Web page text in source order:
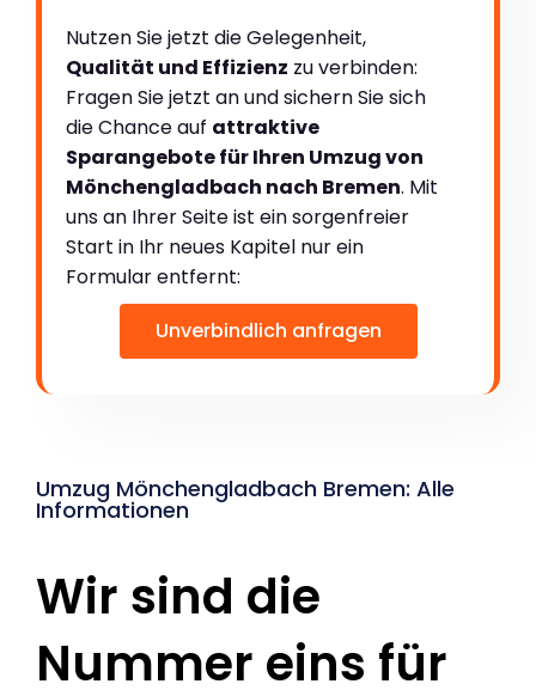
Nutzen Sie jetzt die Gelegenheit,
Qualität und Effizienz zu verbinden:
Fragen Sie jetzt an und sichern Sie sich
die Chance auf attraktive
Sparangebote für Ihren Umzug von
Mönchengladbach nach Bremen. Mit
uns an Ihrer Seite ist ein sorgenfreier
Start in Ihr neues Kapitel nur ein
Formular entfernt:
Unverbindlich anfragen
Umzug Mönchengladbach Bremen: Alle
Informationen
Wir sind die
Nummer eins für